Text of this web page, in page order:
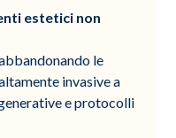
estetici non
le
invasive a
e protocolli